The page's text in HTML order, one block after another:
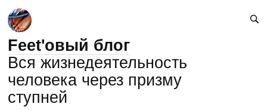
Feet'овый блог
Вся жизнедеятельность
человека через призму
ступней